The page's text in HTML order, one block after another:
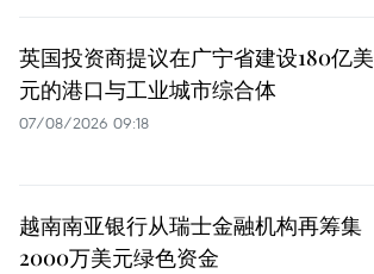
英国投资商提议在广宁省建设180亿美
元的港口与工业城市综合体
07/08/2026 09:18
越南南亚银行从瑞士金融机构再筹集
2000万美元绿色资金